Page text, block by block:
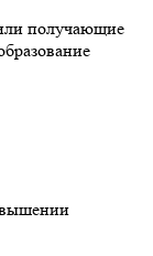
получающие